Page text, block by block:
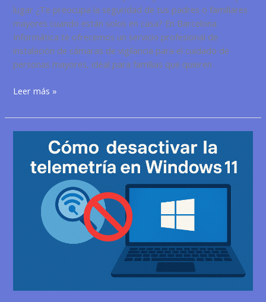
lugar ¿Te preocupa la seguridad de tus padres o familiares
mayores cuando están solos en casa? En Barcelona
Informática te ofrecemos un servicio profesional de
instalación de cámaras de vigilancia para el cuidado de
personas mayores, ideal para familias que quieren
Cámaras
seguridad
para
personas
Barcelona
Leer más »